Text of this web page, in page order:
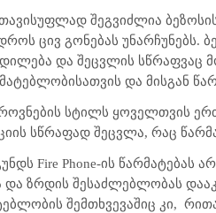
შეგვიძლია
ცივ გონებას უნარჩუნებს.
და შეცვლის სწრაფვაც
და მისგან
სტილს ყოველთვის
სწრაფად შეცვლა, რაც
Fire Phone-ის წარმატებას
და ზრდის შესაძლებლობას
შემთხვევაშიც კი,